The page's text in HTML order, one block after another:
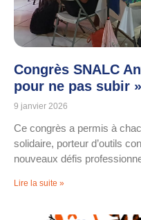
Congrès SNALC
pour ne pas subir
9 janvier 2026
Ce congrès a permis à
solidaire, porteur d’outils
nouveaux défis
Lire la suite »